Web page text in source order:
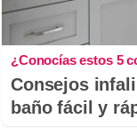
¿Conocías estos 5
Consejos
baño fácil y